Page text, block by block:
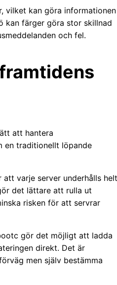
vilket kan göra informationen
kan färger göra stor skillnad
och fel.
att hantera
en traditionellt löpande
varje server underhålls helt
det lättare att rulla ut
risken för att servrar
gör det möjligt att ladda
direkt. Det är
men själv bestämma